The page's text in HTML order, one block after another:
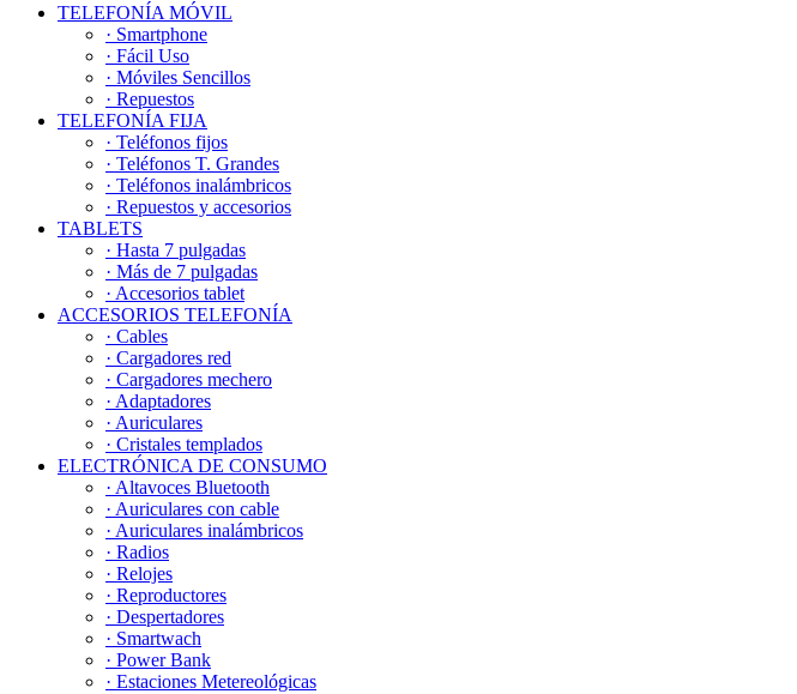
TELEFONÍA MÓVIL
· Smartphone
· Fácil Uso
· Móviles Sencillos
· Repuestos
TELEFONÍA FIJA
· Teléfonos fijos
· Teléfonos T. Grandes
· Teléfonos inalámbricos
· Repuestos y accesorios
TABLETS
· Hasta 7 pulgadas
· Más de 7 pulgadas
· Accesorios tablet
ACCESORIOS TELEFONÍA
· Cables
· Cargadores red
· Cargadores mechero
· Adaptadores
· Auriculares
· Cristales templados
ELECTRÓNICA DE CONSUMO
· Altavoces Bluetooth
· Auriculares con cable
· Auriculares inalámbricos
· Radios
· Relojes
· Reproductores
· Despertadores
· Smartwach
· Power Bank
· Estaciones Metereológicas